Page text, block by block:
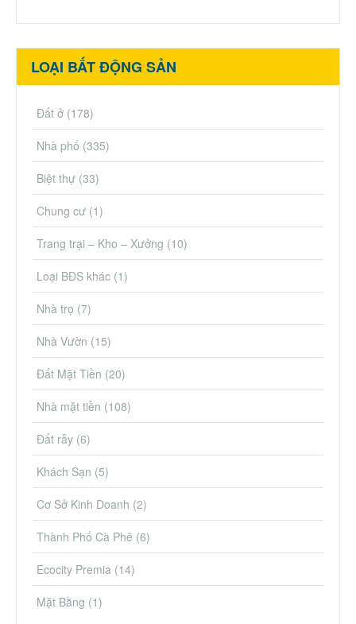
LOẠI BẤT ĐỘNG SẢN
Đất ở (178)
Nhà phố (335)
Biệt thự (33)
Chung cư (1)
Trang trại – Kho – Xưởng (10)
Loại BĐS khác (1)
Nhà trọ (7)
Nhà Vườn (15)
Đất Mặt Tiền (20)
Nhà mặt tiền (108)
Đất rẫy (6)
Khách Sạn (5)
Cơ Sở Kinh Doanh (2)
Thành Phố Cà Phê (6)
Ecocity Premia (14)
Mặt Bằng (1)